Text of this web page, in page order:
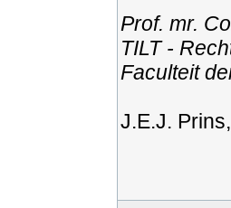
Prof. mr.
TILT -
Faculteit
J.E.J.